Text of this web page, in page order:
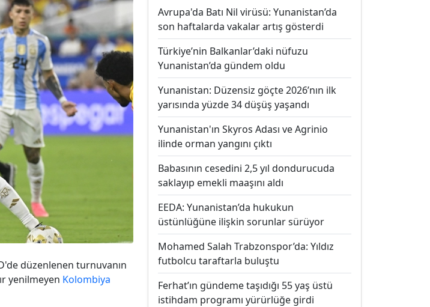
düzenlenen turnuvanın
yenilmeyen Kolombiya
Avrupa'da Batı Nil virüsü: Yunanistan’da
son haftalarda vakalar artış gösterdi
Türkiye’nin Balkanlar’daki nüfuzu
Yunanistan’da gündem oldu
Yunanistan: Düzensiz göçte 2026’nın ilk
yarısında yüzde 34 düşüş yaşandı
Yunanistan'ın Skyros Adası ve Agrinio
ilinde orman yangını çıktı
Babasının cesedini 2,5 yıl dondurucuda
saklayıp emekli maaşını aldı
EEDA: Yunanistan’da hukukun
üstünlüğüne ilişkin sorunlar sürüyor
Mohamed Salah Trabzonspor’da: Yıldız
futbolcu taraftarla buluştu
Ferhat’ın gündeme taşıdığı 55 yaş üstü
istihdam programı yürürlüğe girdi